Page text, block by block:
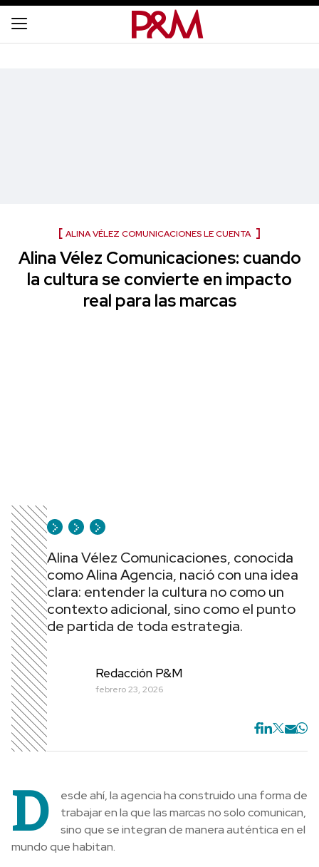
ALINA VÉLEZ COMUNICACIONES LE CUENTA
Alina Vélez Comunicaciones: cuando
la cultura se convierte en impacto
real para las marcas
Alina Vélez Comunicaciones, conocida
como Alina Agencia, nació con una idea
clara: entender la cultura no como un
contexto adicional, sino como el punto
de partida de toda estrategia.
Redacción P&M
febrero 23, 2026
D
esde ahí, la agencia ha construido una forma de
trabajar en la que las marcas no solo comunican,
sino que se integran de manera auténtica en el
mundo que habitan.